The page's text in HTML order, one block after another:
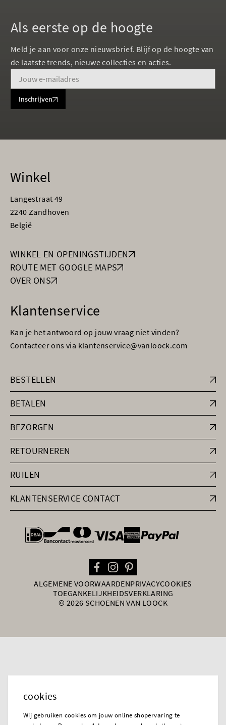
Als eerste op de hoogte
Meld je aan voor onze nieuwsbrief. Blijf op de hoogte van
de laatste trends, nieuwe collecties en acties.
Inschrijven
Winkel
Langestraat 49
2240 Zandhoven
België
WINKEL EN OPENINGSTIJDEN
ROUTE MET GOOGLE MAPS
OVER ONS
Klantenservice
Kan je het antwoord op jouw vraag niet vinden?
Contacteer ons via klantenservice@vanloock.com
BESTELLEN
BETALEN
BEZORGEN
RETOURNEREN
RUILEN
KLANTENSERVICE CONTACT
general.paymentOptions
ALGEMENE VOORWAARDENPRIVACYCOOKIES
TOEGANKELIJKHEIDSVERKLARING
© 2026 SCHOENEN VAN LOOCK
cookies
Wij gebruiken cookies om jouw online shopervaring te